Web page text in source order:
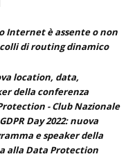
Internet è assente o non
di routing dinamico
location, data,
della conferenza
- Club Nazionale
GDPR Day 2022: nuova
e speaker della
alla Data Protection